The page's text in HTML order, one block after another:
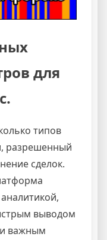
для
типов
разрешенный
сделок.
выводом
важным